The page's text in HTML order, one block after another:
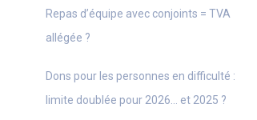
Repas d’équipe avec conjoints = TVA
allégée ?
Dons pour les personnes en difficulté :
limite doublée pour 2026… et 2025 ?